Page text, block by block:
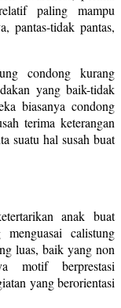
paling mampu
pantas-tidak pantas,
condong kurang
yang baik-tidak
biasanya condong
terima keterangan
suatu hal susah buat
anak buat
calistung
luas, baik yang non
motif berprestasi
yang berorientasi